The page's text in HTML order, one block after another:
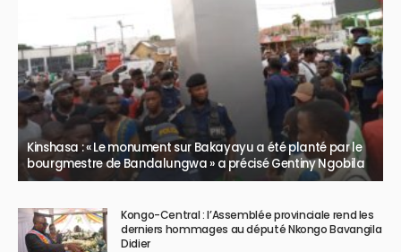
Kinshasa : « Le monument sur Bakayayu a été planté par le
bourgmestre de Bandalungwa » a précisé Gentiny Ngobila
Kongo-Central : l’Assemblée provinciale rend les
derniers hommages au député Nkongo Bavangila
Didier